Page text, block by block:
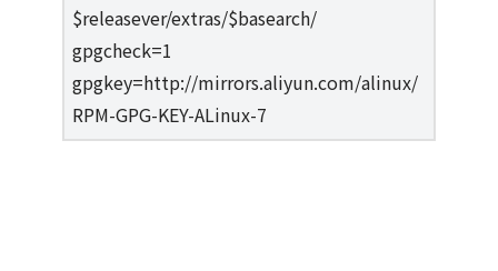
$releasever/extras/$basearch/
gpgcheck=1
gpgkey=http://mirrors.aliyun.com/alinux/
RPM-GPG-KEY-ALinux-7